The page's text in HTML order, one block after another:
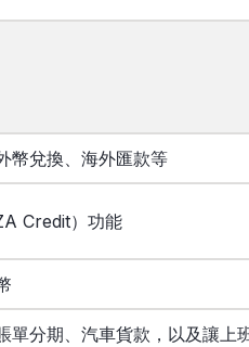
幣兌換、海外匯款等
Credit）功能
單分期、汽車貨款，以及讓上